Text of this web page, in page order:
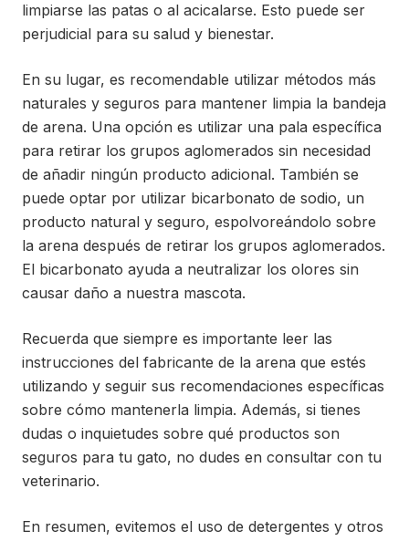
limpiarse las patas o al acicalarse. Esto puede ser
perjudicial para su salud y bienestar.
En su lugar, es recomendable utilizar métodos más
naturales y seguros para mantener limpia la bandeja
de arena. Una opción es utilizar una pala específica
para retirar los grupos aglomerados sin necesidad
de añadir ningún producto adicional. También se
puede optar por utilizar bicarbonato de sodio, un
producto natural y seguro, espolvoreándolo sobre
la arena después de retirar los grupos aglomerados.
El bicarbonato ayuda a neutralizar los olores sin
causar daño a nuestra mascota.
Recuerda que siempre es importante leer las
instrucciones del fabricante de la arena que estés
utilizando y seguir sus recomendaciones específicas
sobre cómo mantenerla limpia. Además, si tienes
dudas o inquietudes sobre qué productos son
seguros para tu gato, no dudes en consultar con tu
veterinario.
En resumen, evitemos el uso de detergentes y otros